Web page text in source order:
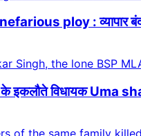
ploy : व्यापार बंद
के इकलौते विधायक Uma